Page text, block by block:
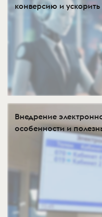
конверсию и
Внедрение
особенности и